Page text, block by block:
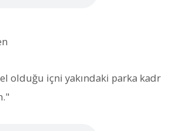
olduğu içni yakındaki parka kadr